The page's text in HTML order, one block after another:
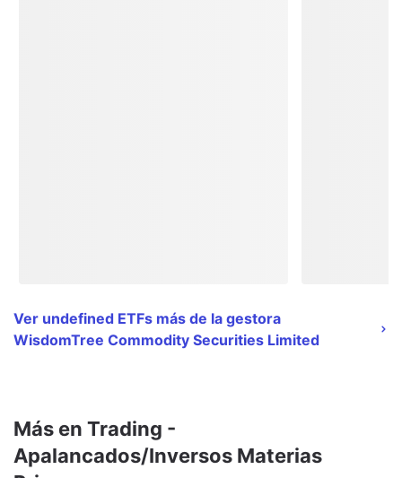
Ver undefined ETFs más de la gestora
WisdomTree Commodity Securities Limited
Más en Trading -
Apalancados/Inversos Materias